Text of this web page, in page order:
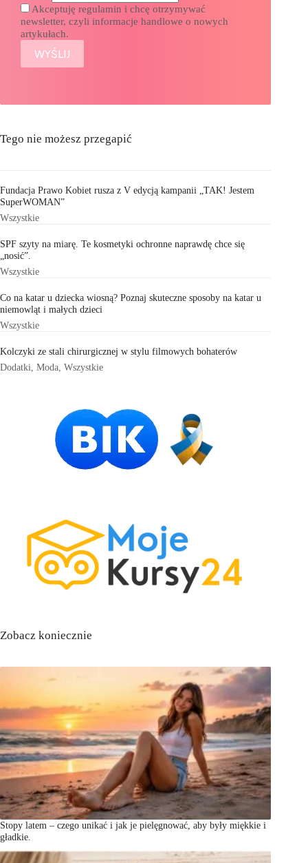
Akceptuję regulamin i chcę otrzymywać
newsletter, czyli informacje handlowe o nowych
artykułach.
Tego nie możesz przegapić
Fundacja Prawo Kobiet rusza z V edycją kampanii „TAK! Jestem
SuperWOMAN”
Wszystkie
SPF szyty na miarę. Te kosmetyki ochronne naprawdę chce się
„nosić”.
Wszystkie
Co na katar u dziecka wiosną? Poznaj skuteczne sposoby na katar u
niemowląt i małych dzieci
Wszystkie
Kolczyki ze stali chirurgicznej w stylu filmowych bohaterów
Dodatki Moda Wszystkie
Zobacz koniecznie
Stopy latem – czego unikać i jak je pielęgnować, aby były miękkie i
gładkie.